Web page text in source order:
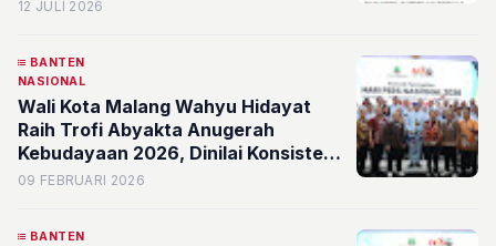
12 JULI 2026
BANTEN
NASIONAL
Wali Kota Malang Wahyu Hidayat
Raih Trofi Abyakta Anugerah
Kebudayaan 2026, Dinilai Konsisten
Majukan Budaya Kota Malang
09 FEBRUARI 2026
BANTEN